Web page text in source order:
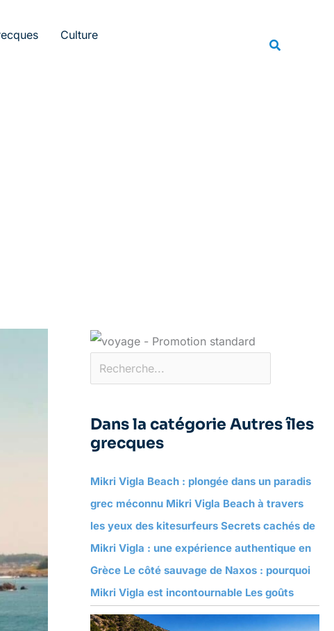
Culture
Dans la catégorie Autres îles
grecques
Mikri Vigla Beach : plongée dans un paradis
grec méconnu Mikri Vigla Beach à travers
les yeux des kitesurfeurs Secrets cachés de
Mikri Vigla : une expérience authentique en
Grèce Le côté sauvage de Naxos : pourquoi
Mikri Vigla est incontournable Les goûts